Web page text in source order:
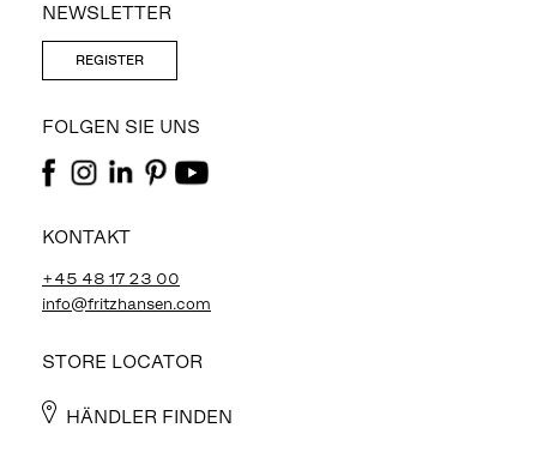
NEWSLETTER
REGISTER
FOLGEN SIE UNS
KONTAKT
+45 48 17 23 00
info@fritzhansen.com
STORE LOCATOR
HÄNDLER FINDEN